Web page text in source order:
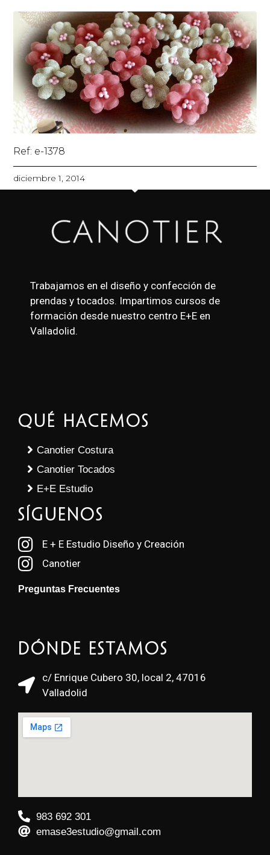
Ref: e-1378
diciembre 1, 2014
Trabajamos en el diseño y confección de
prendas y tocados. Impartimos cursos de
formación desde nuestro centro E+E en
Valladolid.
Qué Hacemos
Canotier Costura
Canotier Tocados
E+E Estudio
SÍGUENOS
E + E Estudio Diseño y Creación
Canotier
Preguntas Frecuentes
Dónde estamos
c/ Enrique Cubero 30, local 2, 47016
Valladolid
983 692 301
emase3estudio@gmail.com